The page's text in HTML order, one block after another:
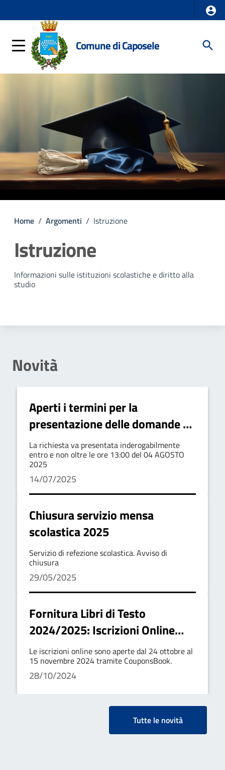
Comune di Caposele
Home / Argomenti / Istruzione
Istruzione
Dettagli della notizia
Informazioni sulle istituzioni scolastiche e diritto alla
studio
Novità
Aperti i termini per la
presentazione delle domande di
iscrizione al Servizio del
Trasporto Scolastico per l’anno
scolastico 2025/2026.
La richiesta va presentata inderogabilmente
entro e non oltre le ore 13:00 del 04 AGOSTO
2025
14/07/2025
Chiusura servizio mensa
scolastica 2025
Servizio di refezione scolastica. Avviso di
chiusura
29/05/2025
Fornitura Libri di Testo
2024/2025: Iscrizioni Online
Aperte
Le iscrizioni online sono aperte dal 24 ottobre al
15 novembre 2024 tramite CouponsBook.
28/10/2024
Tutte le novità